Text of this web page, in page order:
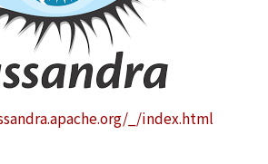
_/index.html